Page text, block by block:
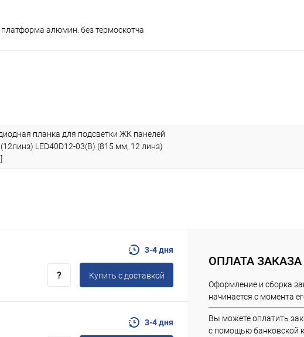
алюмин. без термоскотча
планка для подсветки ЖК панелей
LED40D12-03(B) (815 мм, 12 линз)
3-4 дня
Купить c доставкой
3-4 дня
ОПЛАТА ЗАКАЗА
Оформление и сборка
начинается с момента
Вы можете оплатить
с помощью банковской